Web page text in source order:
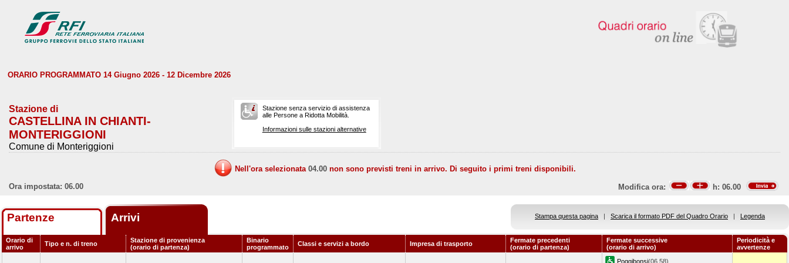
ORARIO PROGRAMMATO 14 Giugno 2026 - 12 Dicembre 2026
Stazione di
CASTELLINA IN CHIANTI-
MONTERIGGIONI
Comune di Monteriggioni
Stazione senza servizio di assistenza
alle Persone a Ridotta Mobilità.
Informazioni sulle stazioni alternative
Nell'ora selezionata 04.00 non sono previsti treni in arrivo. Di seguito i primi treni disponibili.
Ora impostata: 06.00
Modifica ora: h: 06.00
Partenze Arrivi Stampa questa pagina | Scarica il formato PDF del Quadro Orario | Legenda
Orario di
arrivo
Tipo e n. di treno
Stazione di provenienza
(orario di partenza)
Binario
programmato
Classi e servizi a bordo Impresa di trasporto
Fermate precedenti
(orario di partenza)
Fermate successive
(orario di arrivo)
Periodicità e
avvertenze
Poggibonsi(06.58)